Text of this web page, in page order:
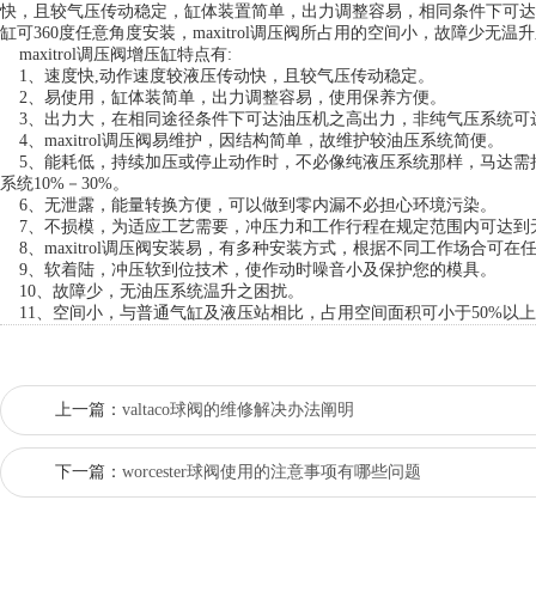
快，且较气压传动稳定，缸体装置简单，出力调整容易，相同条件下可
缸可360度任意角度安装，maxitrol调压阀所占用的空间小，故障少无温
maxitrol调压阀增压缸特点有:
1、速度快,动作速度较液压传动快，且较气压传动稳定。
2、易使用，缸体装简单，出力调整容易，使用保养方便。
3、出力大，在相同途径条件下可达油压机之高出力，非纯气压系统可
4、maxitrol调压阀易维护，因结构简单，故维护较油压系统简便。
5、能耗低，持续加压或停止动作时，不必像纯液压系统那样，马达
系统10%－30%。
6、无泄露，能量转换方便，可以做到零内漏不必担心环境污染。
7、不损模，为适应工艺需要，冲压力和工作行程在规定范围内可达到
8、maxitrol调压阀安装易，有多种安装方式，根据不同工作场合可在
9、软着陆，冲压软到位技术，使作动时噪音小及保护您的模具。
10、故障少，无油压系统温升之困扰。
11、空间小，与普通气缸及液压站相比，占用空间面积可小于50%以
上一篇： valtaco球阀的维修解决办法阐明
下一篇： worcester球阀使用的注意事项有哪些问题